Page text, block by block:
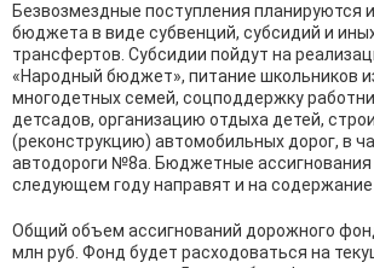
Безвозмездные поступления планируются
бюджета в виде субвенций, субсидий и
трансфертов. Субсидии пойдут на
«Народный бюджет», питание школьников
многодетных семей, соцподдержку
детсадов, организацию отдыха детей,
(реконструкцию) автомобильных дорог, в
автодороги №8а. Бюджетные ассигнования
следующем году направят и на
Общий объем ассигнований дорожного
млн руб. Фонд будет расходоваться на